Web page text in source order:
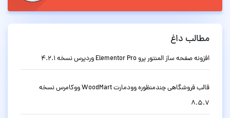
مطالب داغ
افزونه صفحه ساز المنتور پرو Elementor Pro وردپرس نسخه 4.2.1
قالب فروشگاهی چندمنظوره وودمارت WoodMart ووکامرس نسخه
8.5.7